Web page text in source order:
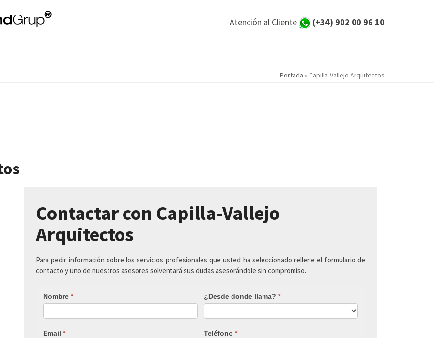
Atención al Cliente (+34) 902 00 96 10
Portada » Capilla-Vallejo Arquitectos
Contactar con Capilla-Vallejo
Arquitectos
Para pedir información sobre los servicios profesionales que usted ha seleccionado rellene el formulario de
contacto y uno de nuestros asesores solventará sus dudas asesorándole sin compromiso.
Nombre * ¿Desde donde llama? *
Email * Teléfono *